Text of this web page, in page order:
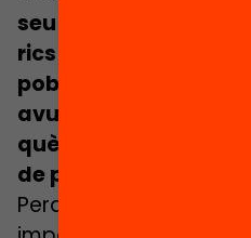
seu impacte (als
rics no vivien molt
pobres i ara sí). Les
avui un risc més gran
què la desigualtat
de preocupar més?
Perquè les